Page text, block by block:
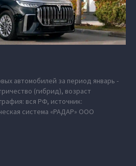
автомобилей за период январь -
(гибрид), возраст
вся РФ, источник:
система «РАДАР» ООО